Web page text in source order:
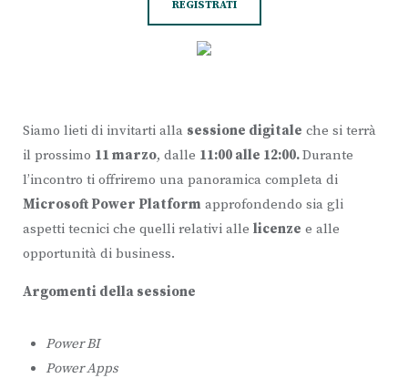
REGISTRATI
Siamo lieti di invitarti alla sessione digitale che si terrà
il prossimo 11 marzo, dalle 11:00 alle 12:00.Durante
l’incontro ti offriremo una panoramica completa di
Microsoft Power Platform approfondendo sia gli
aspetti tecnici che quelli relativi alle licenze e alle
opportunità di business.
Argomenti della sessione
Power BI
Power Apps